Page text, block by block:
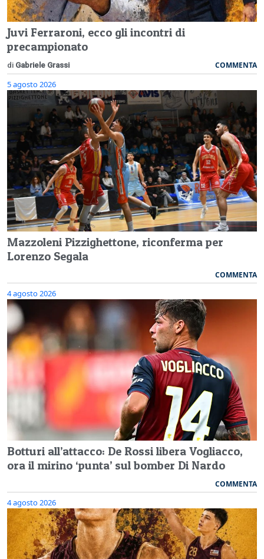
Juvi Ferraroni, ecco gli incontri di
precampionato
di Gabriele Grassi COMMENTA
5 agosto 2026
Mazzoleni Pizzighettone, riconferma per
Lorenzo Segala
COMMENTA
4 agosto 2026
Botturi all’attacco: De Rossi libera Vogliacco,
ora il mirino ‘punta’ sul bomber Di Nardo
COMMENTA
4 agosto 2026